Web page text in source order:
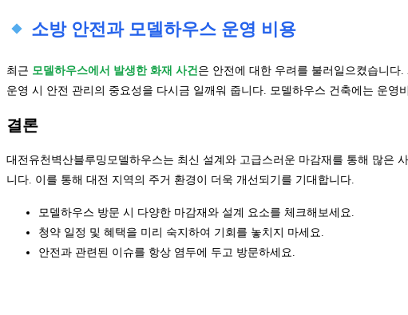
소방 안전과 모델하우스 운영 비용
최근 모델하우스에서 발생한 화재 사건은 안전에 대한 우려를 불러일으켰습니
운영 시 안전 관리의 중요성을 다시금 일깨워 줍니다. 모델하우스 건축에는 운
결론
대전유천벽산블루밍모델하우스는 최신 설계와 고급스러운 마감재를 통해 많은
니다. 이를 통해 대전 지역의 주거 환경이 더욱 개선되기를 기대합니다.
모델하우스 방문 시 다양한 마감재와 설계 요소를 체크해보세요.
청약 일정 및 혜택을 미리 숙지하여 기회를 놓치지 마세요.
안전과 관련된 이슈를 항상 염두에 두고 방문하세요.